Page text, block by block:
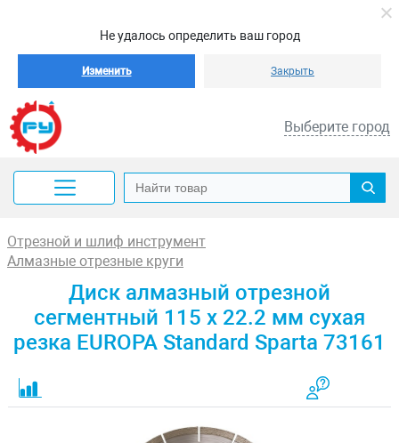
Не удалось определить ваш город
Изменить Закрыть
Выберите город
Отрезной и шлиф инструмент
Алмазные отрезные круги
Диск алмазный отрезной
сегментный 115 х 22.2 мм сухая
резка EUROPA Standard Sparta 73161